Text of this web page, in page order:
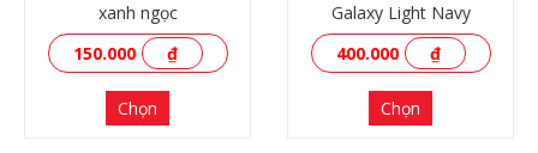
xanh ngọc
150.000
₫
Chọn
Galaxy Light Navy
400.000
₫
Chọn